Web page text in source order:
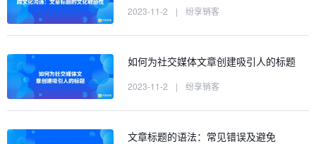
2023-11-2 | 纷享销客
如何为社交媒体文章创建吸引人的标题
2023-11-2 | 纷享销客
文章标题的语法：常见错误及避免